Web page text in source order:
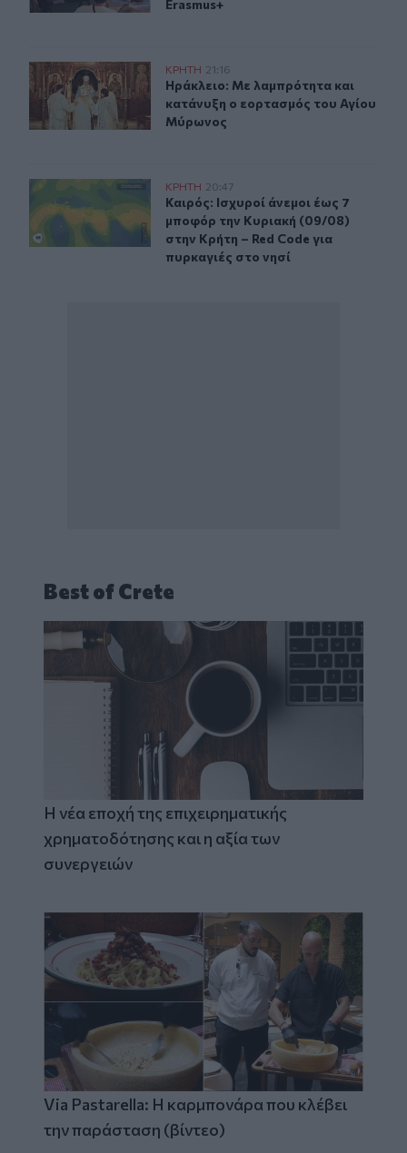
Erasmus+
Ηράκλειο: Με λαμπρότητα και κατάνυξη ο εορτασμός
ΚΡΗΤΗ 21:16
Ηράκλειο: Με λαμπρότητα και
Ηράκλειο: Με λαμπρότητα και
κατάνυξη ο εορτασμός του Αγίου
Μύρωνος
Καιρός: Ισχυροί άνεμοι έως 7 μποφόρ την Κυριακή
ΚΡΗΤΗ 20:47
Καιρός: Ισχυροί άνεμοι έως 7
Καιρός: Ισχυροί άνεμοι έως 7
μποφόρ την Κυριακή (09/08)
στην Κρήτη – Red Code για
πυρκαγιές στο νησί
Best of Crete
Η νέα εποχή της επιχειρηματικής
χρηματοδότησης και η αξία των
συνεργειών
Via Pastarella: Η καρμπονάρα που κλέβει
την παράσταση (βίντεο)